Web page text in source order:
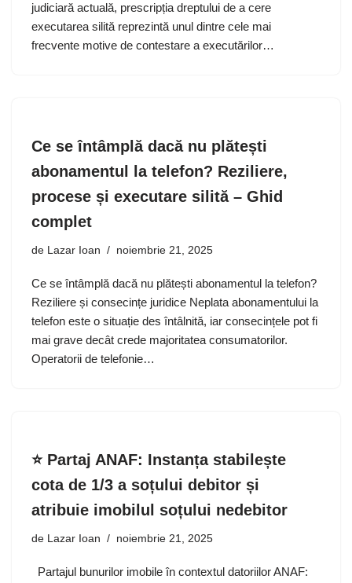
judiciară actuală, prescripția dreptului de a cere
executarea silită reprezintă unul dintre cele mai
frecvente motive de contestare a executărilor…
Ce se întâmplă dacă nu plătești
abonamentul la telefon? Reziliere,
procese și executare silită – Ghid
complet
de Lazar Ioan noiembrie 21, 2025
Ce se întâmplă dacă nu plătești abonamentul la telefon?
Reziliere și consecințe juridice Neplata abonamentului la
telefon este o situație des întâlnită, iar consecințele pot fi
mai grave decât crede majoritatea consumatorilor.
Operatorii de telefonie…
⭐ Partaj ANAF: Instanța stabilește
cota de 1/3 a soțului debitor și
atribuie imobilul soțului nedebitor
de Lazar Ioan noiembrie 21, 2025
Partajul bunurilor imobile în contextul datoriilor ANAF: